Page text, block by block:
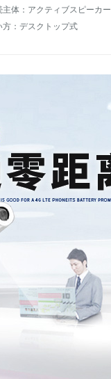
主体：アクティブスピーカー
方：デスクトップ式